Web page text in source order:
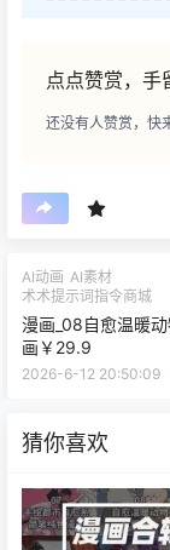
点点赞赏，手
还没有人赞赏，快
AI动画 AI素材
术术提示词指令商城
漫画_08自愈温暖
画￥29.9
2026-6-12 20:50:09
猜你喜欢